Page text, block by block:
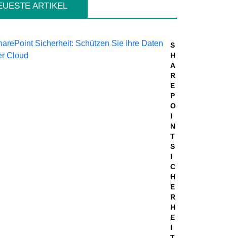
ARTIKEL
S
H
A
R
E
P
O
I
N
T
S
I
C
H
E
R
H
E
I